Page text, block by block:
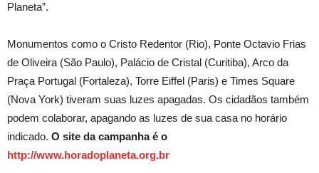
Planeta”.
Monumentos como o Cristo Redentor (Rio), Ponte Octavio Frias
de Oliveira (São Paulo), Palácio de Cristal (Curitiba), Arco da
Praça Portugal (Fortaleza), Torre Eiffel (Paris) e Times Square
(Nova York) tiveram suas luzes apagadas. Os cidadãos também
podem colaborar, apagando as luzes de sua casa no horário
indicado. O site da campanha é o
http://www.horadoplaneta.org.br